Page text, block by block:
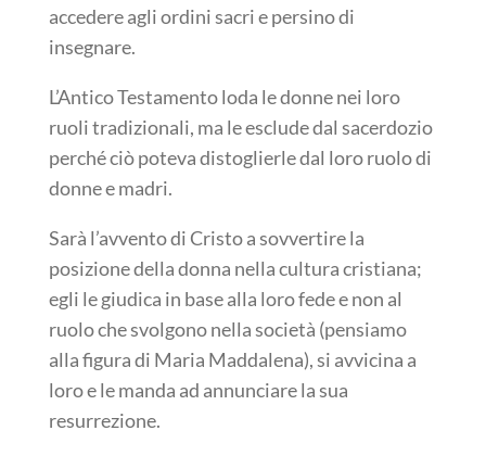
accedere agli ordini sacri e persino di
insegnare.
L’Antico Testamento loda le donne nei loro
ruoli tradizionali, ma le esclude dal sacerdozio
perché ciò poteva distoglierle dal loro ruolo di
donne e madri.
Sarà l’avvento di Cristo a sovvertire la
posizione della donna nella cultura cristiana;
egli le giudica in base alla loro fede e non al
ruolo che svolgono nella società (pensiamo
alla figura di Maria Maddalena), si avvicina a
loro e le manda ad annunciare la sua
resurrezione.